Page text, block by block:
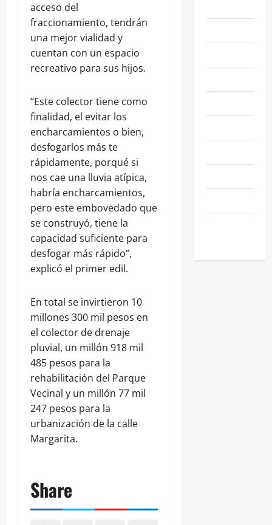
acceso del
fraccionamiento, tendrán
una mejor vialidad y
cuentan con un espacio
recreativo para sus hijos.
“Este colector tiene como
finalidad, el evitar los
encharcamientos o bien,
desfogarlos más te
rápidamente, porqué si
nos cae una lluvia atípica,
habría encharcamientos,
pero este embovedado que
se construyó, tiene la
capacidad suficiente para
desfogar más rápido”,
explicó el primer edil.
En total se invirtieron 10
millones 300 mil pesos en
el colector de drenaje
pluvial, un millón 918 mil
485 pesos para la
rehabilitación del Parque
Vecinal y un millón 77 mil
247 pesos para la
urbanización de la calle
Margarita.
Share